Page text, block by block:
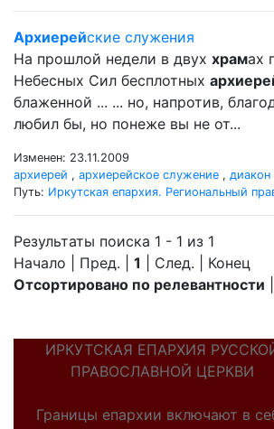
Архиерейские служения
На прошлой недели в двух храмах
Небесных Сил бесплотных
блаженной ... ... но, напротив,
любил бы, но понеже вы не от...
Изменен: 23.11.2009
архиерей , архиерейское служение , диакон
Путь: Иркутская епархия. Региональный
Результаты поиска 1 - 1 из 1
Начало | Пред. | 1 | След. | Конец
Отсортировано по релевантности
ИРКУТСКАЯ ЕПАРХИЯ
ПРАВОСЛАВНОЙ ЦЕРКВИ
Границы епархии включают в